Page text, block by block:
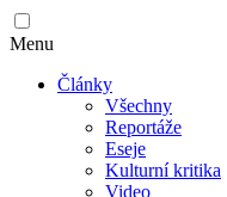
Menu
Články
Všechny
Reportáže
Eseje
Kulturní kritika
Video